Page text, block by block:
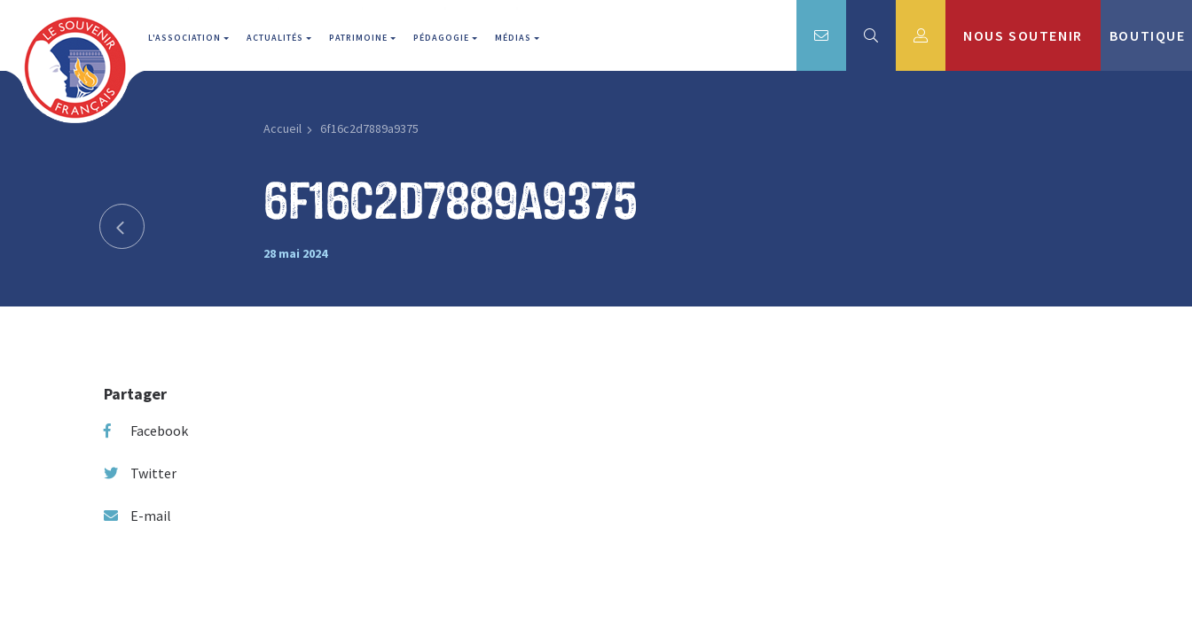
L'ASSOCIATION ACTUALITÉS PATRIMOINE PÉDAGOGIE MÉDIAS NOUS SOUTENIR BOUTIQUE
Accueil 6f16c2d7889a9375
6f16c2d7889a9375
28 mai 2024
Partager
Facebook
Twitter
E-mail